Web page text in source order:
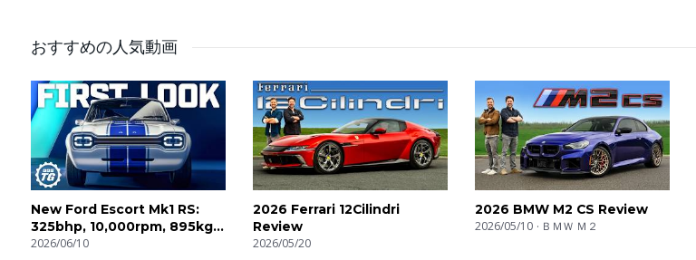
おすすめの人気動画
New Ford Escort Mk1 RS:
325bhp, 10,000rpm, 895kg! |
4K
2026/06/10
2026 Ferrari 12Cilindri
Review
2026/05/20
2026 BMW M2 CS Review
2026/05/10 ＢＭＷ Ｍ２